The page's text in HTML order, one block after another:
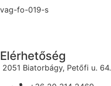
vag-fo-019-s
Elérhetőség
2051 Biatorbágy, Petőfi u. 64.